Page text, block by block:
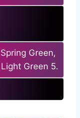
Green,
Green 5.